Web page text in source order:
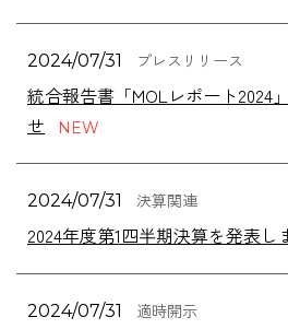
2024/07/31 プレスリリース
統合報告書「MOLレポート2024
せ
2024/07/31 決算関連
2024年度第1四半期決算を発表し
2024/07/31 適時開示